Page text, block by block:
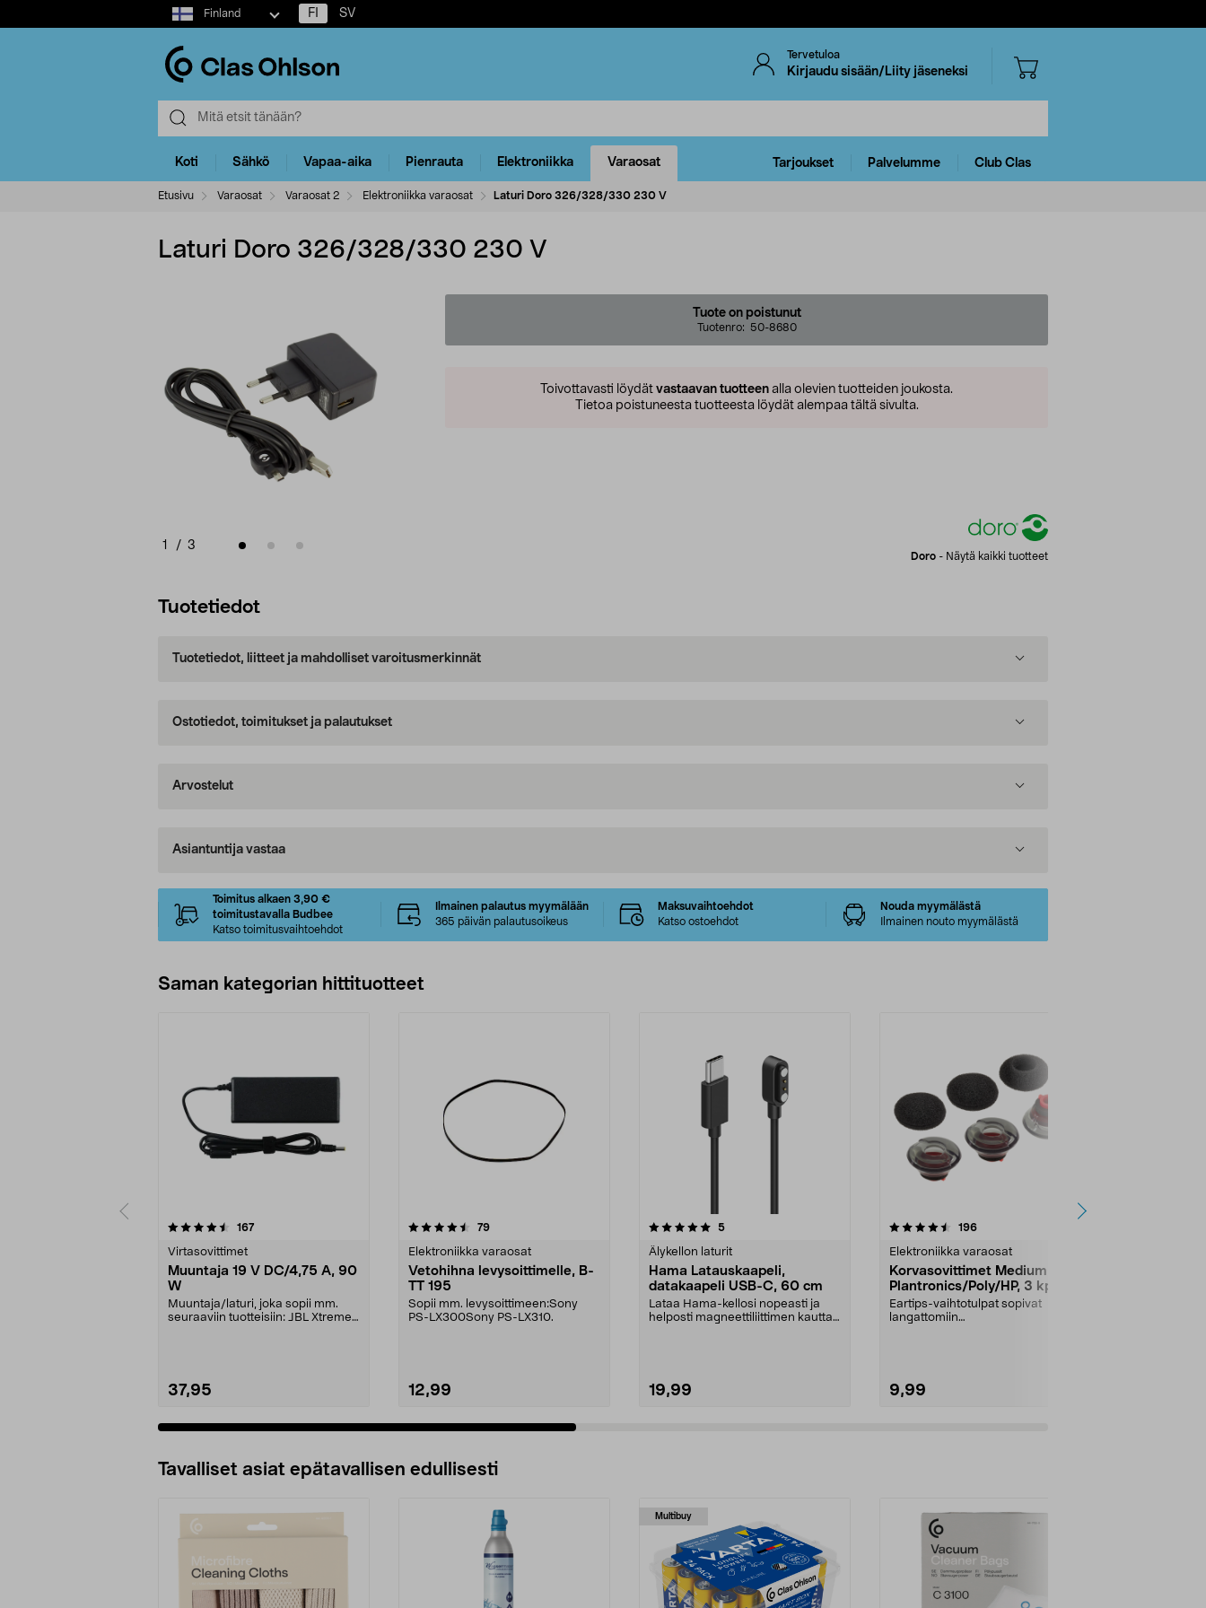
Select
market
Finland FI SV
Tervetuloa
Kirjaudu sisään/Liity jäseneksi
Koti Sähkö Vapaa-aika Pienrauta Elektroniikka Varaosat Tarjoukset Palvelumme Club Clas
Etusivu Varaosat Varaosat 2 Elektroniikka varaosat Laturi Doro 326/328/330 230 V
Laturi Doro 326/328/330 230 V
1 / 3
Tuote on poistunut
Tuotenro: 50-8680
Toivottavasti löydät vastaavan tuotteen alla olevien tuotteiden joukosta.
Tietoa poistuneesta tuotteesta löydät alempaa tältä sivulta.
Doro - Näytä kaikki tuotteet
Tuotetiedot
Tuotetiedot, liitteet ja mahdolliset varoitusmerkinnät
Ostotiedot, toimitukset ja palautukset
Arvostelut
Asiantuntija vastaa
Toimitus alkaen 3,90 €
toimitustavalla Budbee
Katso toimitusvaihtoehdot
Ilmainen palautus myymälään
365 päivän palautusoikeus
Maksuvaihtoehdot
Katso ostoehdot
Nouda myymälästä
Ilmainen nouto myymälästä
Saman kategorian hittituotteet
167arvostelut
Virtasovittimet
Muuntaja 19 V DC/4,75 A, 90
W
Muuntaja/laturi, joka sopii mm.
seuraaviin tuotteisiin: JBL Xtreme
37,95
4.5 viidestä
79arvostelut
Elektroniikka varaosat
Vetohihna levysoittimelle, B-
TT 195
Sopii mm. levysoittimeen:Sony
PS-LX300Sony PS-LX310.
12,99
5.0 viidestä
5arvostelut
Älykellon laturit
Hama Latauskaapeli,
datakaapeli USB-C, 60 cm
Lataa Hama-kellosi nopeasti ja
helposti magneettiliittimen kautta.
19,99
4.5 viidestä
196arvostelut
Elektroniikka varaosat
Korvasovittimet Medium
Plantronics/Poly/HP, 3 kpl
Eartips-vaihtotulpat sopivat
langattomiin
9,99
4.0 viidestä
Tavalliset asiat epätavallisen edullisesti
Multibuy